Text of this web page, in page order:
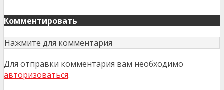
Комментировать
Нажмите для комментария
Для отправки комментария вам необходимо
авторизоваться.